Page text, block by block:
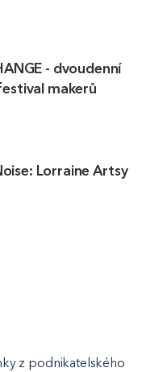
- dvoudenní
makerů
Lorraine Artsy
z podnikatelského